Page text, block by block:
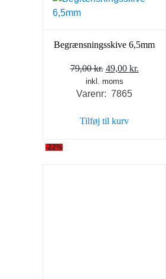
Begrænsningsskive 6,5mm
79,00kr. Den
oprindelige
pris
79,00 kr..
49,00 kr.
inkl. moms
Varenr: 7865
Tilføj til kurv
-22%